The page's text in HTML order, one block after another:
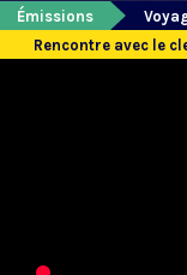
Émissions
Rencontre avec le